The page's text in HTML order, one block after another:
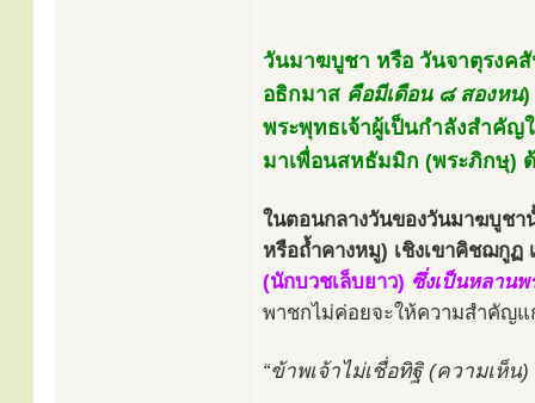
วันมาฆบูชา หรือ วันจาตุรงค
อธิกมาส คือมีเดือน ๘ สองหน)
พระพุทธเจ้าผู้เป็นกำลังสำคัญ
มาเพื่อนสหธัมมิก (พระภิกษุ)
ในตอนกลางวันของวันมาฆบูช
หรือถ้ำคางหมู) เชิงเขาคิชฌกู
(นักบวชเล็บยาว) ซึ่งเป็นหลานพ
พาชกไม่ค่อยจะให้ความสำคัญ
“ข้าพเจ้าไม่เชื่อทิฐิ (ความเห็น)